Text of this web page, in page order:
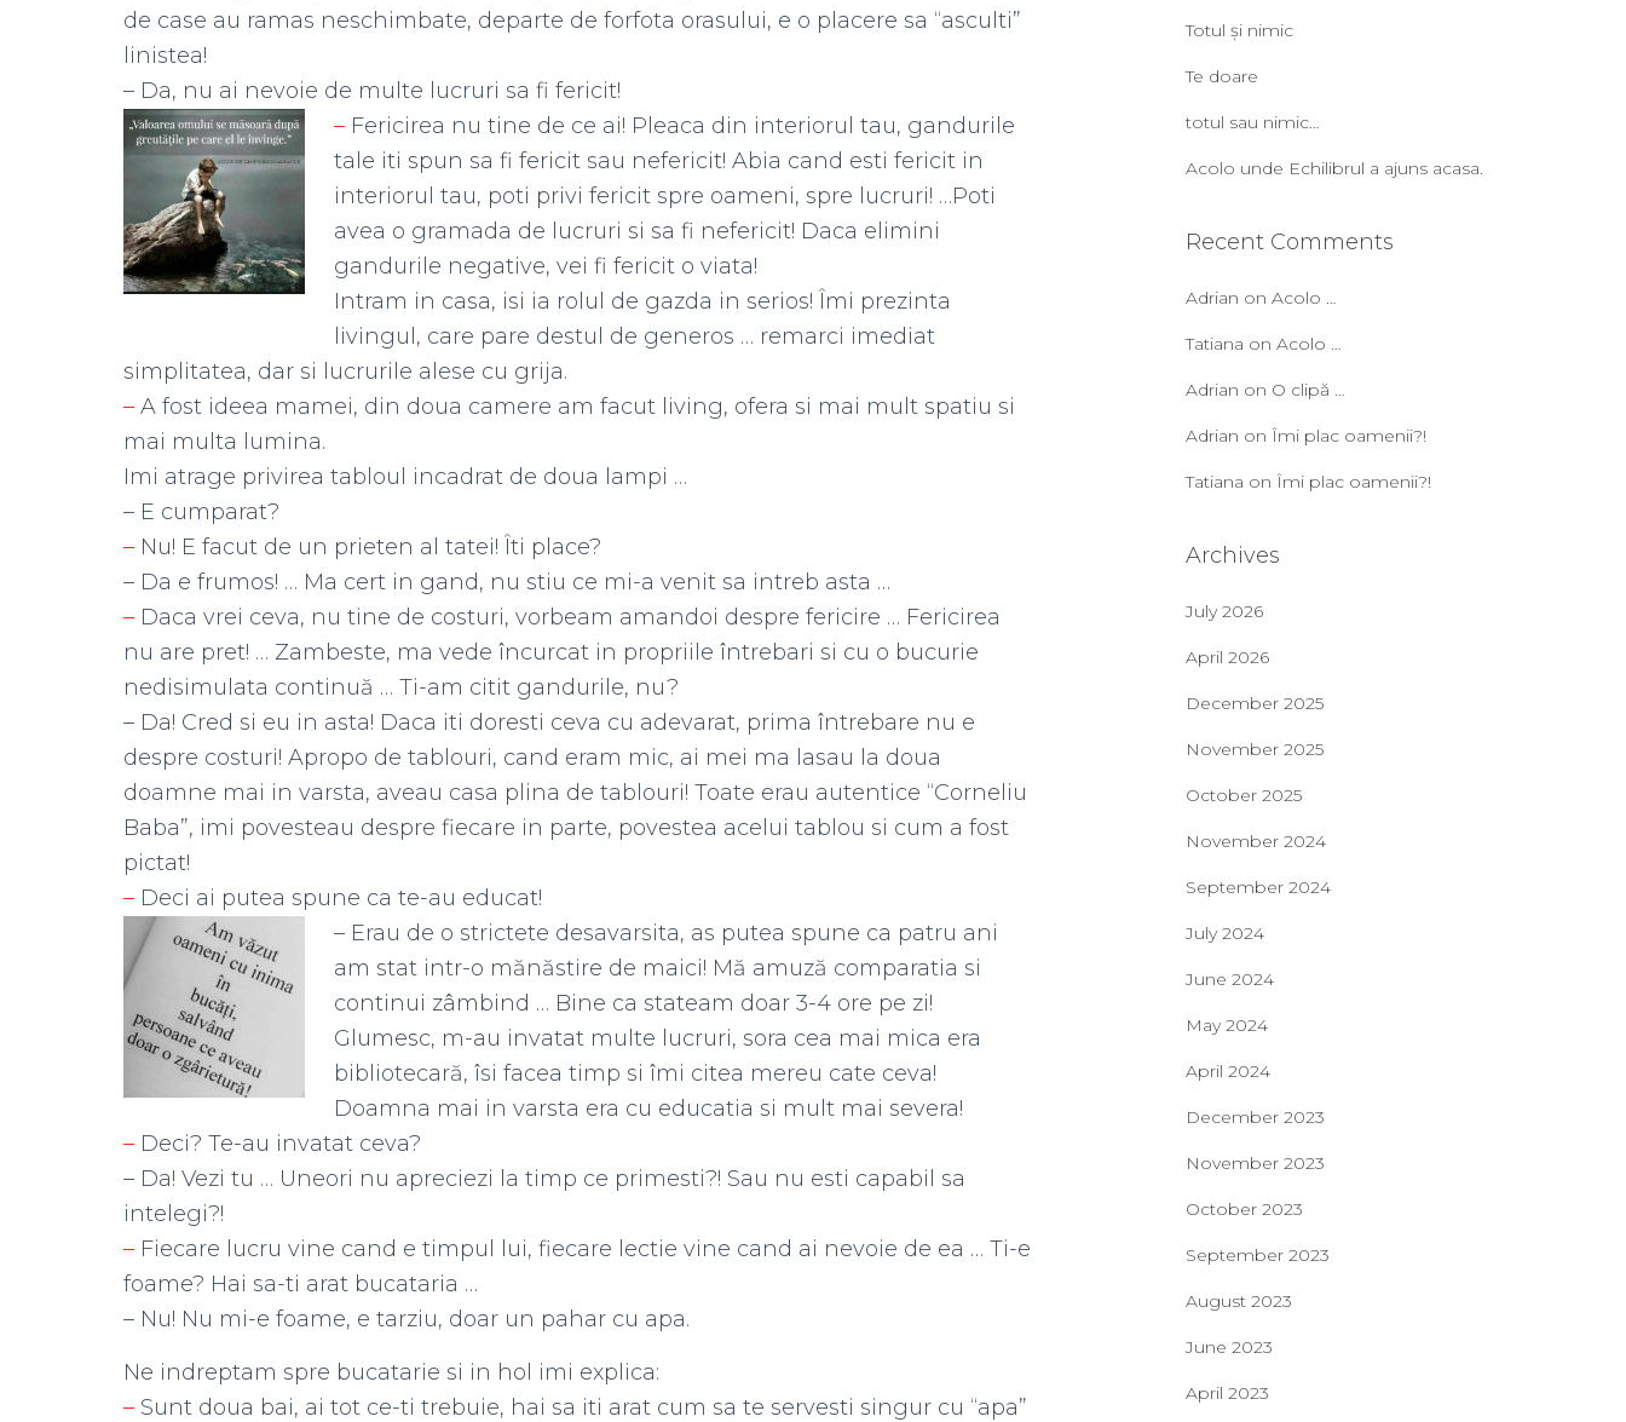
de case au ramas neschimbate, departe de forfota orasului, e o placere sa “asculti”
linistea!
– Da, nu ai nevoie de multe lucruri sa fi fericit!
– Fericirea nu tine de ce ai! Pleaca din interiorul tau, gandurile
tale iti spun sa fi fericit sau nefericit! Abia cand esti fericit in
interiorul tau, poti privi fericit spre oameni, spre lucruri! …Poti
avea o gramada de lucruri si sa fi nefericit! Daca elimini
gandurile negative, vei fi fericit o viata!
Intram in casa, isi ia rolul de gazda in serios! Îmi prezinta
livingul, care pare destul de generos … remarci imediat
simplitatea, dar si lucrurile alese cu grija.
– A fost ideea mamei, din doua camere am facut living, ofera si mai mult spatiu si
mai multa lumina.
Imi atrage privirea tabloul incadrat de doua lampi …
– E cumparat?
– Nu! E facut de un prieten al tatei! Îti place?
– Da e frumos! … Ma cert in gand, nu stiu ce mi-a venit sa intreb asta …
– Daca vrei ceva, nu tine de costuri, vorbeam amandoi despre fericire … Fericirea
nu are pret! … Zambeste, ma vede încurcat in propriile întrebari si cu o bucurie
nedisimulata continuă … Ti-am citit gandurile, nu?
– Da! Cred si eu in asta! Daca iti doresti ceva cu adevarat, prima întrebare nu e
despre costuri! Apropo de tablouri, cand eram mic, ai mei ma lasau la doua
doamne mai in varsta, aveau casa plina de tablouri! Toate erau autentice “Corneliu
Baba”, imi povesteau despre fiecare in parte, povestea acelui tablou si cum a fost
pictat!
– Deci ai putea spune ca te-au educat!
– Erau de o strictete desavarsita, as putea spune ca patru ani
am stat intr-o mănăstire de maici! Mă amuză comparatia si
continui zâmbind … Bine ca stateam doar 3-4 ore pe zi!
Glumesc, m-au invatat multe lucruri, sora cea mai mica era
bibliotecară, îsi facea timp si îmi citea mereu cate ceva!
Doamna mai in varsta era cu educatia si mult mai severa!
– Deci? Te-au invatat ceva?
– Da! Vezi tu … Uneori nu apreciezi la timp ce primesti?! Sau nu esti capabil sa
intelegi?!
– Fiecare lucru vine cand e timpul lui, fiecare lectie vine cand ai nevoie de ea … Ti-e
foame? Hai sa-ti arat bucataria …
– Nu! Nu mi-e foame, e tarziu, doar un pahar cu apa.
Ne indreptam spre bucatarie si in hol imi explica:
– Sunt doua bai, ai tot ce-ti trebuie, hai sa iti arat cum sa te servesti singur cu “apa”
Totul și nimic
Te doare
totul sau nimic…
Acolo unde Echilibrul a ajuns acasa.
Recent Comments
Adrian on Acolo …
Tatiana on Acolo …
Adrian on O clipă …
Adrian on Îmi plac oamenii?!
Tatiana on Îmi plac oamenii?!
Archives
July 2026
April 2026
December 2025
November 2025
October 2025
November 2024
September 2024
July 2024
June 2024
May 2024
April 2024
December 2023
November 2023
October 2023
September 2023
August 2023
June 2023
April 2023